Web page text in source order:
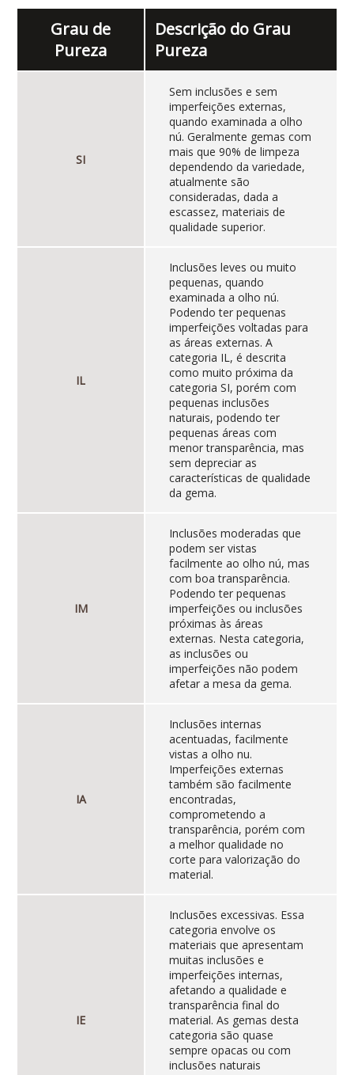
Grau de
Pureza
Descrição do Grau
Pureza
SI
Sem inclusões e sem
imperfeições externas,
quando examinada a olho
nú. Geralmente gemas com
mais que 90% de limpeza
dependendo da variedade,
atualmente são
consideradas, dada a
escassez, materiais de
qualidade superior.
IL
Inclusões leves ou muito
pequenas, quando
examinada a olho nú.
Podendo ter pequenas
imperfeições voltadas para
as áreas externas. A
categoria IL, é descrita
como muito próxima da
categoria SI, porém com
pequenas inclusões
naturais, podendo ter
pequenas áreas com
menor transparência, mas
sem depreciar as
características de qualidade
da gema.
IM
Inclusões moderadas que
podem ser vistas
facilmente ao olho nú, mas
com boa transparência.
Podendo ter pequenas
imperfeições ou inclusões
próximas às áreas
externas. Nesta categoria,
as inclusões ou
imperfeições não podem
afetar a mesa da gema.
IA
Inclusões internas
acentuadas, facilmente
vistas a olho nu.
Imperfeições externas
também são facilmente
encontradas,
comprometendo a
transparência, porém com
a melhor qualidade no
corte para valorização do
material.
IE
Inclusões excessivas. Essa
categoria envolve os
materiais que apresentam
muitas inclusões e
imperfeições internas,
afetando a qualidade e
transparência final do
material. As gemas desta
categoria são quase
sempre opacas ou com
inclusões naturais